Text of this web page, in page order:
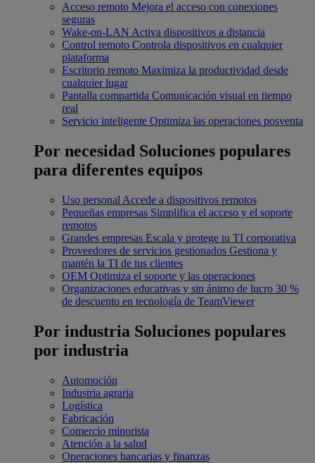
Acceso remoto Mejora el acceso con conexiones
seguras
Wake-on-LAN Activa dispositivos a distancia
Control remoto Controla dispositivos en cualquier
plataforma
Escritorio remoto Maximiza la productividad desde
cualquier lugar
Pantalla compartida Comunicación visual en tiempo
real
Servicio inteligente Optimiza las operaciones posventa
Por necesidad Soluciones populares
para diferentes equipos
Uso personal Accede a dispositivos remotos
Pequeñas empresas Simplifica el acceso y el soporte
remotos
Grandes empresas Escala y protege tu TI corporativa
Proveedores de servicios gestionados Gestiona y
mantén la TI de tus clientes
OEM Optimiza el soporte y las operaciones
Organizaciones educativas y sin ánimo de lucro 30 %
de descuento en tecnología de TeamViewer
Por industria Soluciones populares
por industria
Automoción
Industria agraria
Logística
Fabricación
Comercio minorista
Atención a la salud
Operaciones bancarias y finanzas